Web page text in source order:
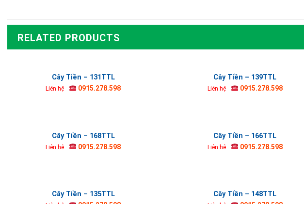
RELATED PRODUCTS
Cây Tiền – 131TTL
Liên hệ 0915.278.598
Cây Tiền – 139TTL
Liên hệ 0915.278.598
Cây Tiền – 168TTL
Liên hệ 0915.278.598
Cây Tiền – 166TTL
Liên hệ 0915.278.598
Cây Tiền – 135TTL Cây Tiền – 148TTL